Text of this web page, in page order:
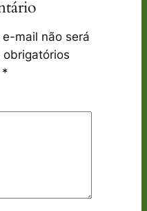
mail não será
obrigatórios
*